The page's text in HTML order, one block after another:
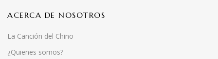
ACERCA DE NOSOTROS
La Canción del Chino
¿Quienes somos?